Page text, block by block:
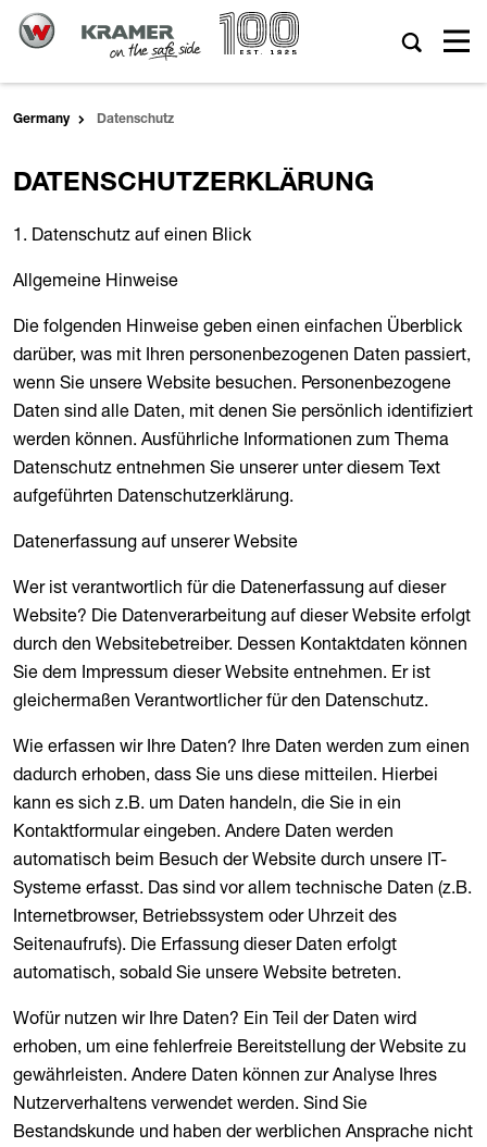
Germany Datenschutz
DATENSCHUTZERKLÄRUNG
1. Datenschutz auf einen Blick
Allgemeine Hinweise
Die folgenden Hinweise geben einen einfachen Überblick
darüber, was mit Ihren personenbezogenen Daten passiert,
wenn Sie unsere Website besuchen. Personenbezogene
Daten sind alle Daten, mit denen Sie persönlich identifiziert
werden können. Ausführliche Informationen zum Thema
Datenschutz entnehmen Sie unserer unter diesem Text
aufgeführten Datenschutzerklärung.
Datenerfassung auf unserer Website
Wer ist verantwortlich für die Datenerfassung auf dieser
Website? Die Datenverarbeitung auf dieser Website erfolgt
durch den Websitebetreiber. Dessen Kontaktdaten können
Sie dem Impressum dieser Website entnehmen. Er ist
gleichermaßen Verantwortlicher für den Datenschutz.
Wie erfassen wir Ihre Daten? Ihre Daten werden zum einen
dadurch erhoben, dass Sie uns diese mitteilen. Hierbei
kann es sich z.B. um Daten handeln, die Sie in ein
Kontaktformular eingeben. Andere Daten werden
automatisch beim Besuch der Website durch unsere IT-
Systeme erfasst. Das sind vor allem technische Daten (z.B.
Internetbrowser, Betriebssystem oder Uhrzeit des
Seitenaufrufs). Die Erfassung dieser Daten erfolgt
automatisch, sobald Sie unsere Website betreten.
Wofür nutzen wir Ihre Daten? Ein Teil der Daten wird
erhoben, um eine fehlerfreie Bereitstellung der Website zu
gewährleisten. Andere Daten können zur Analyse Ihres
Nutzerverhaltens verwendet werden. Sind Sie
Bestandskunde und haben der werblichen Ansprache nicht